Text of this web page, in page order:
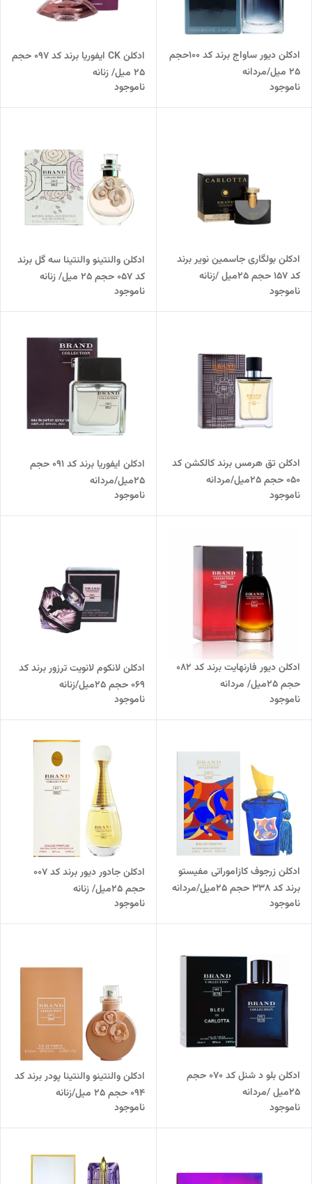
ادکلن دیور ساواج برند کد 100حجم
25 میل/مردانه
ناموجود
ادکلن CK ایفوریا برند کد 097 حجم
25 میل/ زنانه
ناموجود
ادکلن بولگاری جاسمین نویر برند
کد 157 حجم 25میل /زنانه
ناموجود
ادکلن والنتینو والنتینا سه گل برند
کد 057 حجم 25 میل/ زنانه
ناموجود
ادکلن تق هرمس برند کالکشن کد
050 حجم 25میل/مردانه
ناموجود
ادکلن ایفوریا برند کد 091 حجم
25میل/مردانه
ناموجود
ادکلن دیور فارنهایت برند کد 082
حجم 25میل/ مردانه
ناموجود
ادکلن لانکوم لانویت ترزور برند کد
069 حجم 25میل/زنانه
ناموجود
ادکلن زرجوف کازاموراتی مفیستو
برند کد 338 حجم 25میل/مردانه
ناموجود
ادکلن جادور دیور برند کد 007
حجم 25میل/ زنانه
ناموجود
ادکلن بلو د شنل کد 070 حجم
25میل /مردانه
ناموجود
ادکلن والنتینو والنتینا پودر برند کد
094 حجم 25 میل/زنانه
ناموجود